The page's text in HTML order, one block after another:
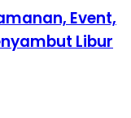
Event,
Libur